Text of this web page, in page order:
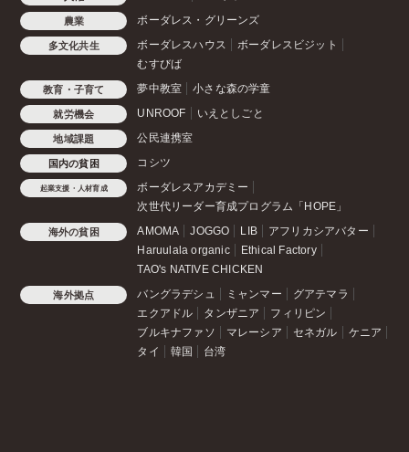
農業 ボーダレス・グリーンズ
多文化共生 ボーダレスハウス
ボーダレスビジット
むすびば
教育・子育て 夢中教室 小さな森の学童
就労機会 UNROOF いえとしごと
地域課題 公民連携室
国内の貧困 コシツ
起業支援・人材育成
ボーダレスアカデミー
次世代リーダー育成プログラム「HOPE」
海外の貧困 AMOMA JOGGO LIB
アフリカシアバター
Haruulala organic
Ethical Factory
TAO's NATIVE CHICKEN
海外拠点 バングラデシュ ミャンマー
グアテマラ
エクアドル
タンザニア
フィリピン
ブルキナファソ
マレーシア セネガル
ケニア
タイ
韓国 台湾